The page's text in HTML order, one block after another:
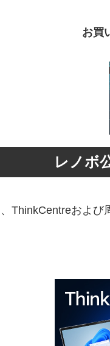
お買
レノボ
ThinkCentreおよ